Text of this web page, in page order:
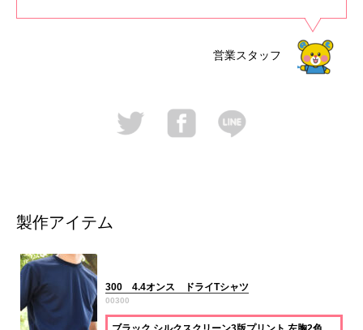
営業スタッフ
製作アイテム
300 4.4オンス ドライTシャツ
00300